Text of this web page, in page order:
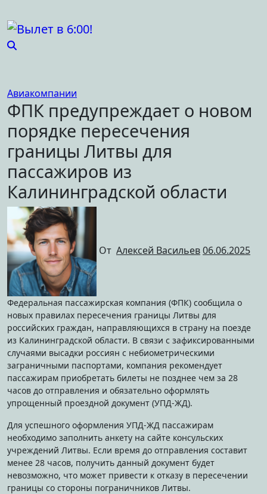
содержимому
Авиакомпании
ФПК предупреждает о новом
порядке пересечения
границы Литвы для
пассажиров из
Калининградской области
От Алексей Васильев06.06.2025
Федеральная пассажирская компания (ФПК) сообщила о
новых правилах пересечения границы Литвы для
российских граждан, направляющихся в страну на поезде
из Калининградской области. В связи с зафиксированными
случаями высадки россиян с небиометрическими
заграничными паспортами, компания рекомендует
пассажирам приобретать билеты не позднее чем за 28
часов до отправления и обязательно оформлять
упрощенный проездной документ (УПД-ЖД).
Для успешного оформления УПД-ЖД пассажирам
необходимо заполнить анкету на сайте консульских
учреждений Литвы. Если время до отправления составит
менее 28 часов, получить данный документ будет
невозможно, что может привести к отказу в пересечении
границы со стороны пограничников Литвы.